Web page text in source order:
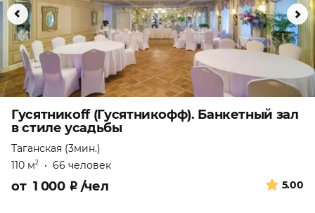
Гусятникоff (Гусятникофф). Банкетный зал
в стиле усадьбы
Таганская (3мин.)
110 м2 • 66 человек
5.00
от 1 000 ₽ /чел